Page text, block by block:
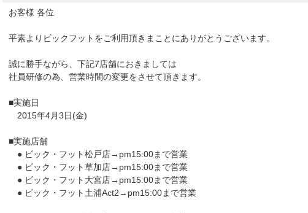
お客様 各位
平素よりビックフットをご利用頂きまことにありがとうございます。
誠に勝手ながら、下記7店舗におきましては
社員研修の為、営業時間の変更をさせて頂きます。
■実施日
2015年4月3日(金)
■実施店舗
● ビック・フット松戸店→pm15:00まで営業
● ビック・フット草加店→pm15:00まで営業
● ビック・フット大宮店→pm15:00まで営業
● ビック・フット土浦Act2→pm15:00まで営業